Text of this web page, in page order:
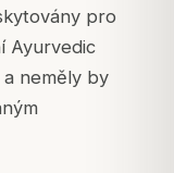
pro
Ayurvedic
a neměly by